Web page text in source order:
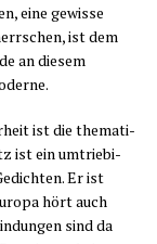
eine gewis­se
ist dem
an die­sem
ist die the­ma­ti­
ist ein umtrie­bi­
Er ist
hört auch
sind da